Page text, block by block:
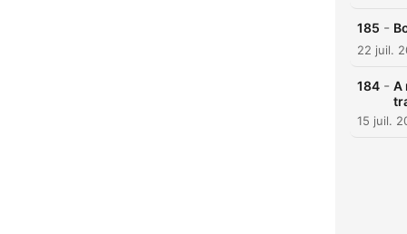
185 -
22 juil.
184 - A
15 juil.